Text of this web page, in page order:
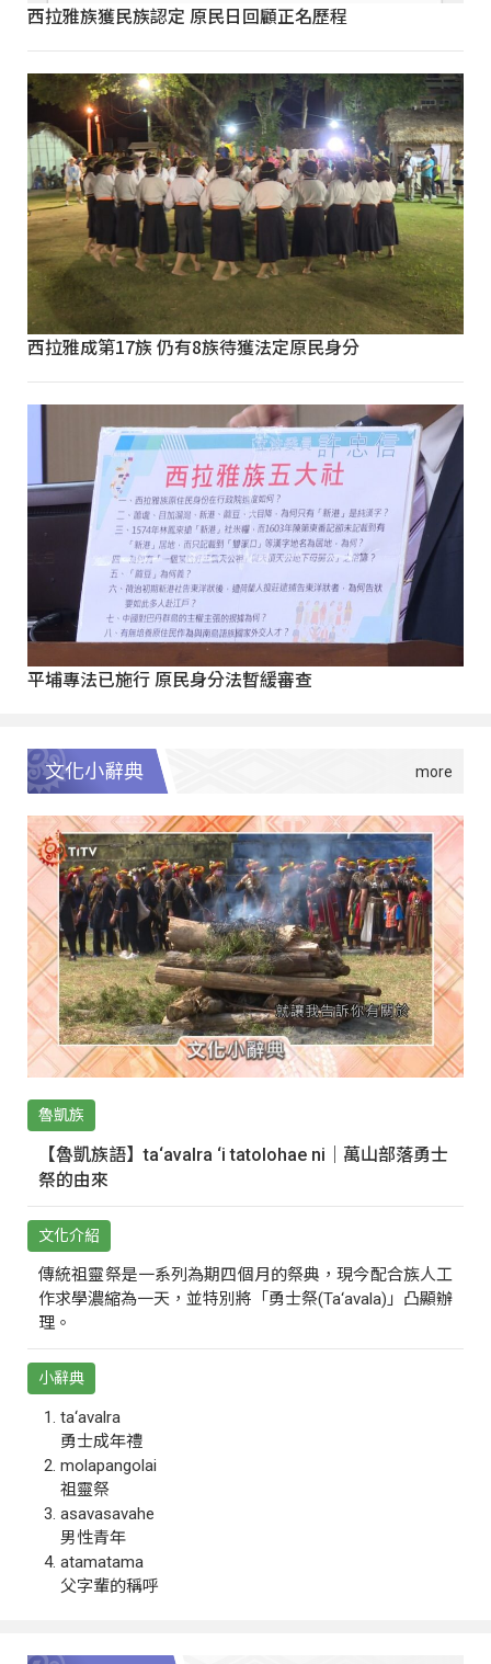
西拉雅族獲民族認定 原民日回顧正名歷程
西拉雅成第17族 仍有8族待獲法定原民身分
平埔專法已施行 原民身分法暫緩審查
文化小辭典
魯凱族
【魯凱族語】ta‘avalra ‘i tatolohae ni｜萬山部落勇士
祭的由來
文化介紹
傳統祖靈祭是一系列為期四個月的祭典，現今配合族人工
作求學濃縮為一天，並特別將「勇士祭(Ta‘avala)」凸顯辦
理。
小辭典
ta‘avalra
勇士成年禮
molapangolai
祖靈祭
asavasavahe
男性青年
atamatama
父字輩的稱呼